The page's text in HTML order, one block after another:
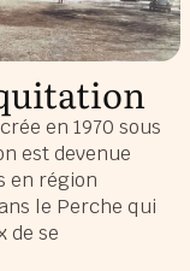
en 1970 sous
est devenue
en région
le Perche qui
de se